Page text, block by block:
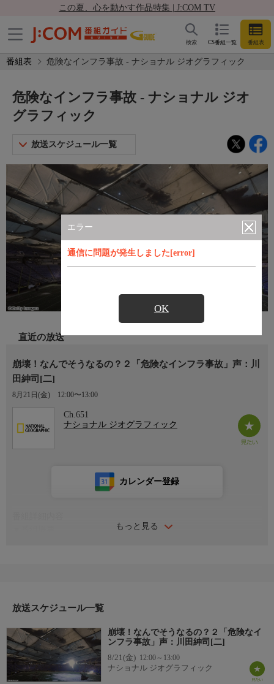
この夏、心を動かす作品特集 | J:COM TV
CS番組一覧 番組表
検索
番組表 危険なインフラ事故 - ナショナル ジオグラフィック
エラー
通信に問題が発生しました[error]
OK
危険なインフラ事故 - ナショナル ジオ
グラフィック
放送スケジュール一覧
直近の放送
崩壊！なんでそうなるの？２「危険なインフラ事故」声：川
田紳司[二]
8月21日(金) 12:00〜13:00
Ch.651
ナショナル ジオグラフィック
もっと見る
カレンダー登録
るだろう。また、ＤＩＹの失敗など笑えるエピソードも紹介す
▼エピソード内容
世界各地で相次ぐインフラ事故を紹介。タイでは高架道路が次々
に崩落し、ウルグアイのショッピングセンターではベーカリーで
大規模火災が発生、完成間近のコロンビアの橋は無残にも倒壊し
放送スケジュール一覧
崩壊！なんでそうなるの？２「危険なイ
ンフラ事故」声：川田紳司[二]
8/21(金) 12:00～13:00
ナショナル ジオグラフィック